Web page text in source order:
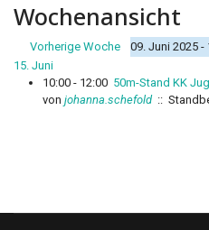
Wochenansicht
Vorherige Woche
09. Juni 2025 -
15. Juni
10:00 - 12:00 50m-Stand KK
von johanna.schefold::